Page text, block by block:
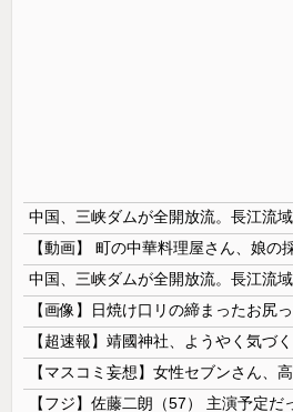
中国、三峡ダムが全開放流。長江流
中国、三峡ダムが全開放流。長江流
【画像】日焼け口リの締まったお尻
【超速報】靖國神社、ようやく気づ